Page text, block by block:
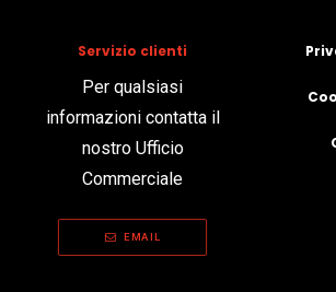
Servizio clienti
Per qualsiasi
informazioni contatta il
nostro Ufficio
Commerciale
EMAIL